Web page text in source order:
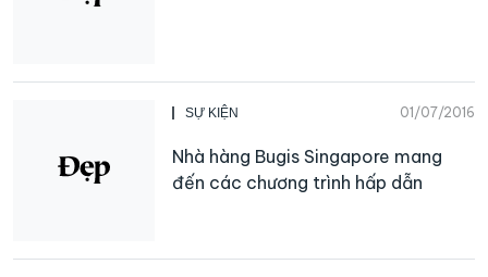
SỰ KIỆN 01/07/2016
Nhà hàng Bugis Singapore mang
đến các chương trình hấp dẫn